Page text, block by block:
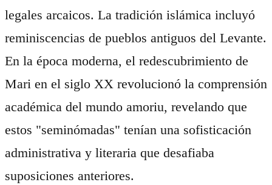
legales arcaicos. La tradición islámica incluyó
reminiscencias de pueblos antiguos del Levante.
En la época moderna, el redescubrimiento de
Mari en el siglo XX revolucionó la comprensión
académica del mundo amoriu, revelando que
estos "seminómadas" tenían una sofisticación
administrativa y literaria que desafiaba
suposiciones anteriores.